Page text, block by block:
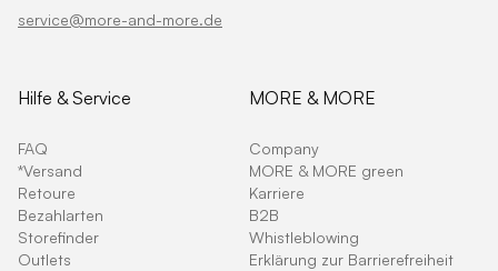
service@more-and-more.de
Hilfe & Service
FAQ
*Versand
Retoure
Bezahlarten
Storefinder
Outlets
MORE & MORE
Company
MORE & MORE green
Karriere
B2B
Whistleblowing
Erklärung zur Barrierefreiheit